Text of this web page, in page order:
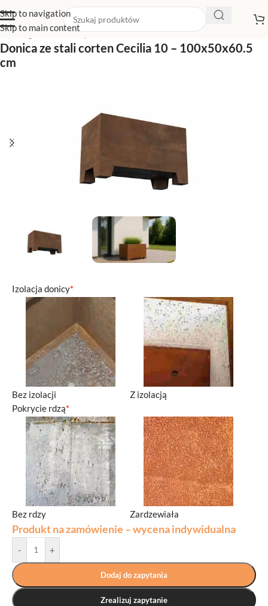
Skip to navigation
Skip to main content
Strona główna/Sklep z donicami/Donice na nóżkach
Donica ze stali corten Cecilia 10 – 100x50x60.5
cm
*
Izolacja donicy
Bez izolacji
Z izolacją
*
Pokrycie rdzą
Bez rdzy Zardzewiała
Produkt na zamówienie – wycena indywidualna
- +
Dodaj do zapytania
Zrealizuj zapytanie